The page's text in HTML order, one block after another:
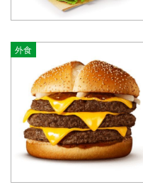
外食